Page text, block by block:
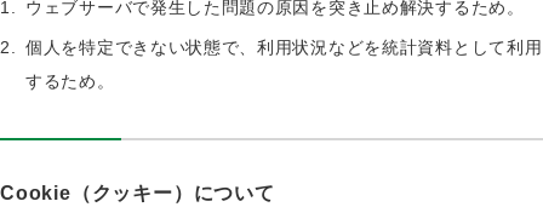
ウェブサーバで発生した問題の原因を突き止め解決するため。
個人を特定できない状態で、利用状況などを統計資料として利用
するため。
Cookie（クッキー）について